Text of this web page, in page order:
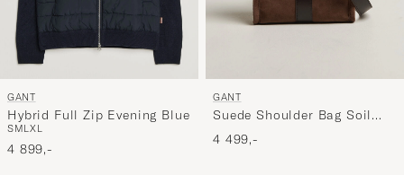
GANT
Hybrid Full Zip Evening Blue
SMLXL
4 899,-
GANT
Suede Shoulder Bag Soil
Brown
4 499,-